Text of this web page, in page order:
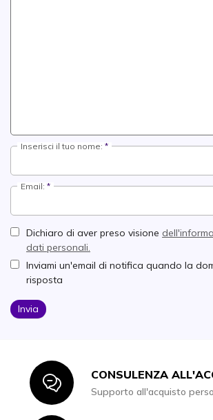
Inserisci il tuo nome:
Email:
Dichiaro di aver preso visione
dati personali.
Inviami un'email di notifica quando la
risposta
Invia
IconCONSULENZA
Supporto all'acquisto